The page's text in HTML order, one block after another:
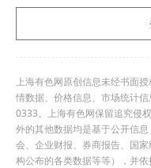
上海有色网原创信息未经书面
情数据、价格信息、市场统计
0333。上海有色网保留追究侵
外的其他数据均是基于公开信
会、企业财报、券商报告、国
构公布的各类数据等等），并